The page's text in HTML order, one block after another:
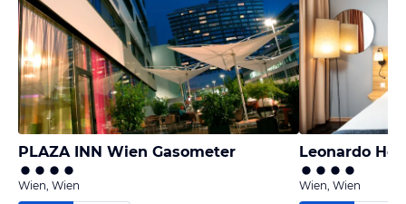
PLAZA INN Wien Gasometer
Wien, Wien
Leonardo
Wien, Wien